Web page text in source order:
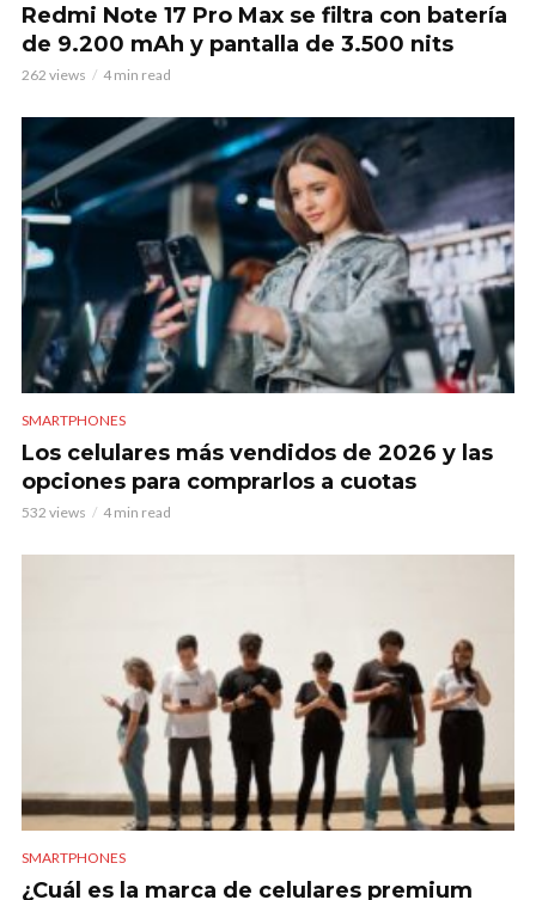
Redmi Note 17 Pro Max se filtra con batería
de 9.200 mAh y pantalla de 3.500 nits
262 views 4 min read
SMARTPHONES
Los celulares más vendidos de 2026 y las
opciones para comprarlos a cuotas
532 views 4 min read
SMARTPHONES
¿Cuál es la marca de celulares premium